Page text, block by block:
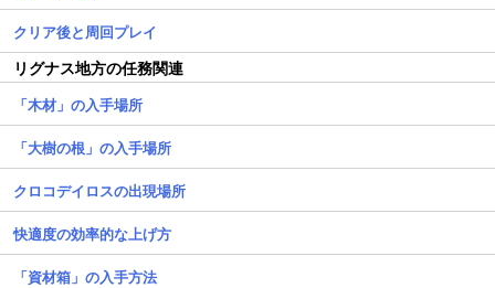
クリア後と周回プレイ
リグナス地方の任務関連
「木材」の入手場所
「大樹の根」の入手場所
クロコデイロスの出現場所
快適度の効率的な上げ方
「資材箱」の入手方法